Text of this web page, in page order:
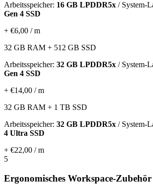
Arbeitsspeicher: 16 GB LPDDR5x / System-
Gen 4 SSD
+ €6,00 / m
32 GB RAM + 512 GB SSD
Arbeitsspeicher: 32 GB LPDDR5x / System-
Gen 4 SSD
+ €14,00 / m
32 GB RAM + 1 TB SSD
Arbeitsspeicher: 32 GB LPDDR5x / System-
4 Ultra SSD
+ €22,00 / m
5
Ergonomisches Workspace-Zubehör